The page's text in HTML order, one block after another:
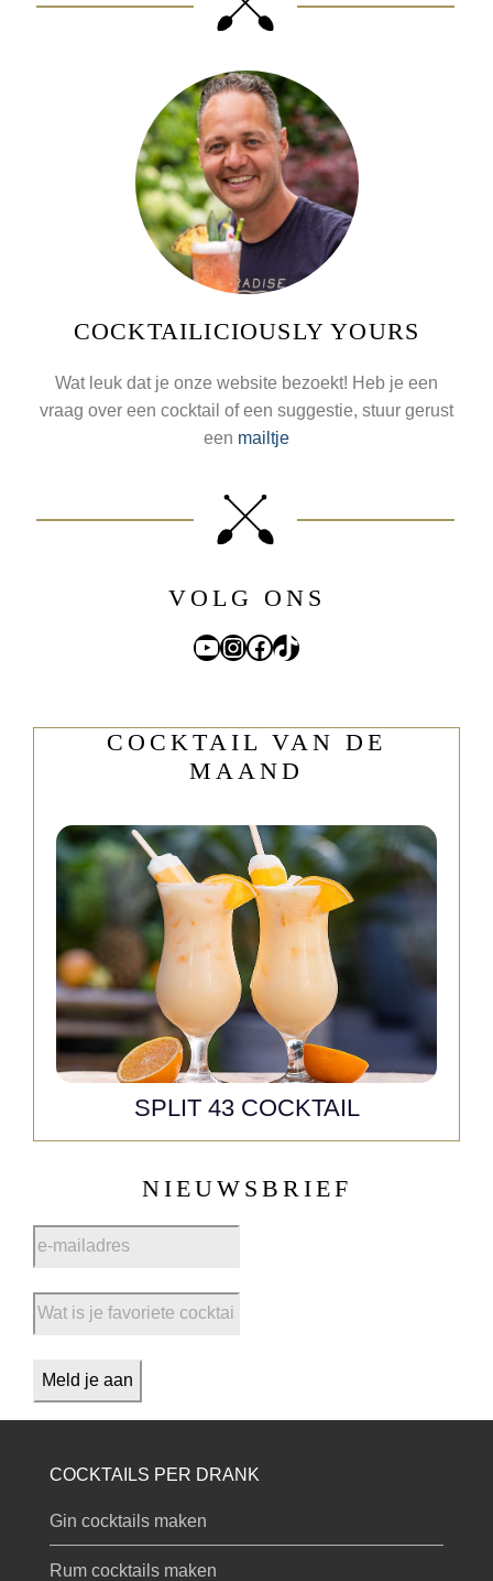
COCKTAILICIOUSLY YOURS
Wat leuk dat je onze website bezoekt! Heb je een
vraag over een cocktail of een suggestie, stuur gerust
een mailtje
VOLG ONS
YouTube
Instagram
Facebook
TikTok
COCKTAIL VAN DE
MAAND
SPLIT 43 COCKTAIL
NIEUWSBRIEF
COCKTAILS PER DRANK
Gin cocktails maken
Rum cocktails maken